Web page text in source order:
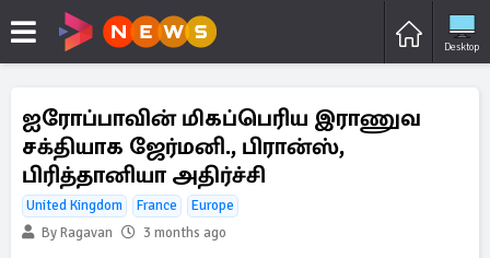
Desktop
ஐரோப்பாவின் மிகப்பெரிய இராணுவ
சக்தியாக ஜேர்மனி., பிரான்ஸ்,
பிரித்தானியா அதிர்ச்சி
United Kingdom France
Europe
By Ragavan
3 months ago